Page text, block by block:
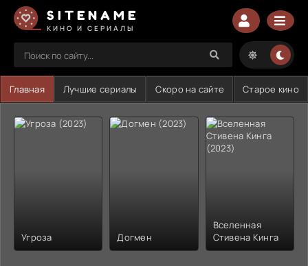
SITENAME
КИНО И СЕРИАЛЫ
Главная Лучшие сериалы Скоро на сайте Старое кино
Угроза Догмен
Вселенная
Стивена Кинга